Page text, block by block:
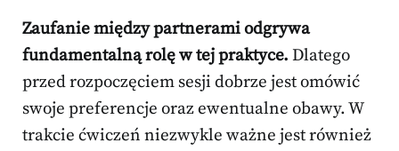
Zaufanie między partnerami odgrywa
fundamentalną rolę w tej praktyce. Dlatego
przed rozpoczęciem sesji dobrze jest omówić
swoje preferencje oraz ewentualne obawy. W
trakcie ćwiczeń niezwykle ważne jest również